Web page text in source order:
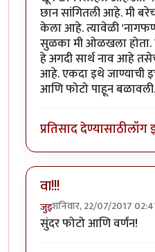
छान सांगितली आहे. मी
केला आहे. त्यावेळी
सुळका मी ओळखला होता.
हे अगदी सार्थ नाव आहे
आहे. एकदा इथे जाण्याची
आणि फोटो पाहून
प्रतिसाद देण्यासाठीलॉग
वा!!!
जुइशनिवार, 22/07/2017
सुंदर फोटो आणि वर्णन!